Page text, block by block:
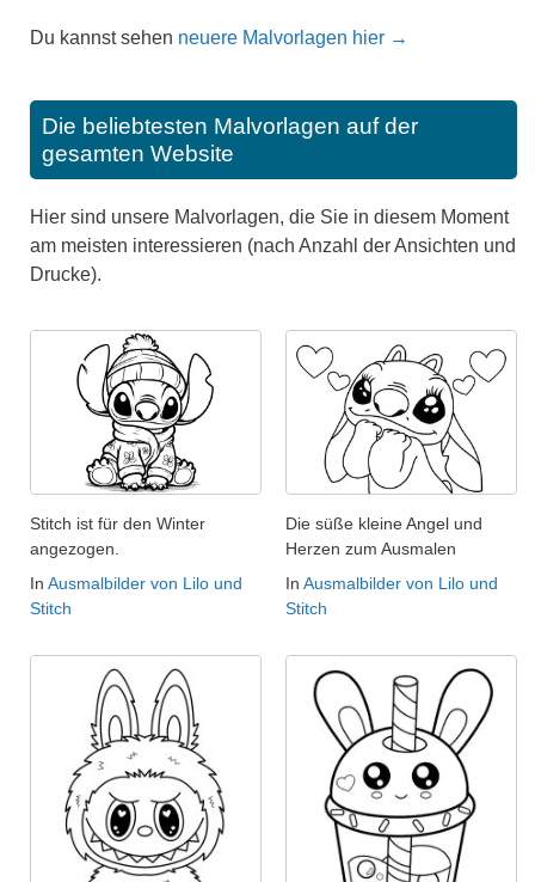
Du kannst sehen neuere Malvorlagen hier →
Die beliebtesten Malvorlagen auf der
gesamten Website
Hier sind unsere Malvorlagen, die Sie in diesem Moment
am meisten interessieren (nach Anzahl der Ansichten und
Drucke).
Stitch ist für den Winter
angezogen.
In Ausmalbilder von Lilo und
Stitch
Die süße kleine Angel und
Herzen zum Ausmalen
In Ausmalbilder von Lilo und
Stitch